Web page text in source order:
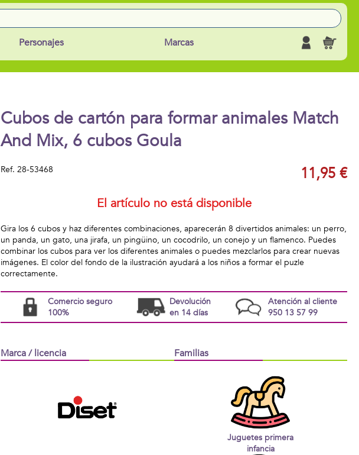
Personajes Marcas
Cubos de cartón para formar animales Match
And Mix, 6 cubos Goula
Ref. 28-53468 11,95 €
El artículo no está disponible
Gira los 6 cubos y haz diferentes combinaciones, aparecerán 8 divertidos animales: un perro,
un panda, un gato, una jirafa, un pingüino, un cocodrilo, un conejo y un flamenco. Puedes
combinar los cubos para ver los diferentes animales o puedes mezclarlos para crear nuevas
imágenes. El color del fondo de la ilustración ayudará a los niños a formar el puzle
correctamente.
Comercio seguro
100%
Devolución
en 14 días
Atención al cliente
950 13 57 99
Marca / licencia Familias
Juguetes primera
infancia